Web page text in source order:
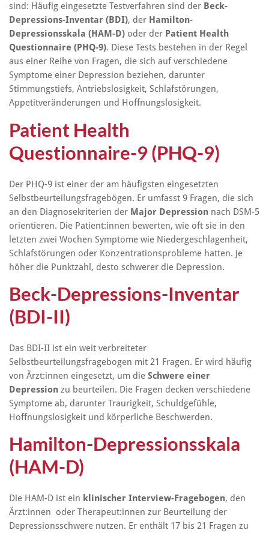
sind: Häufig eingesetzte Testverfahren sind der Beck-
Depressions-Inventar (BDI), der Hamilton-
Depressionsskala (HAM-D) oder der Patient Health
Questionnaire (PHQ-9). Diese Tests bestehen in der Regel
aus einer Reihe von Fragen, die sich auf verschiedene
Symptome einer Depression beziehen, darunter
Stimmungstiefs, Antriebslosigkeit, Schlafstörungen,
Appetitveränderungen und Hoffnungslosigkeit.
Patient Health
Questionnaire-9 (PHQ-9)
Der PHQ-9 ist einer der am häufigsten eingesetzten
Selbstbeurteilungsfragebögen. Er umfasst 9 Fragen, die sich
an den Diagnosekriterien der Major Depression nach DSM-5
orientieren. Die Patient:innen bewerten, wie oft sie in den
letzten zwei Wochen Symptome wie Niedergeschlagenheit,
Schlafstörungen oder Konzentrationsprobleme hatten. Je
höher die Punktzahl, desto schwerer die Depression.
Beck-Depressions-Inventar
(BDI-II)
Das BDI-II ist ein weit verbreiteter
Selbstbeurteilungsfragebogen mit 21 Fragen. Er wird häufig
von Ärzt:innen eingesetzt, um die Schwere einer
Depression zu beurteilen. Die Fragen decken verschiedene
Symptome ab, darunter Traurigkeit, Schuldgefühle,
Hoffnungslosigkeit und körperliche Beschwerden.
Hamilton-Depressionsskala
(HAM-D)
Die HAM-D ist ein klinischer Interview-Fragebogen, den
Ärzt:innen oder Therapeut:innen zur Beurteilung der
Depressionsschwere nutzen. Er enthält 17 bis 21 Fragen zu